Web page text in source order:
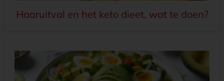
Haaruitval en het keto dieet, wat te doen?